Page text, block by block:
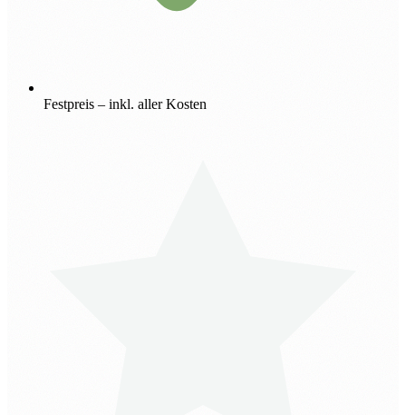
Festpreis – inkl. aller Kosten